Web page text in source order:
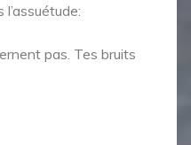
pas. Tes bruits